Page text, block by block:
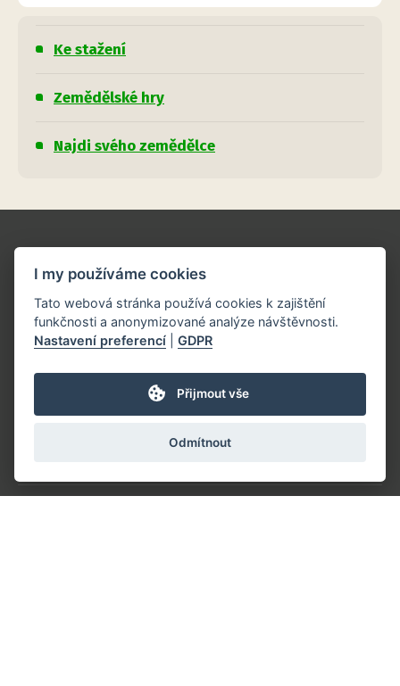
Ke stažení
Zemědělské hry
Najdi svého zemědělce
Aktivity
Materiály
I my používáme cookies
Tato webová stránka používá cookies k zajištění
funkčnosti a anonymizované analýze návštěvnosti.
Nastavení preferencí |GDPR
Přijmout vše
Odmítnout